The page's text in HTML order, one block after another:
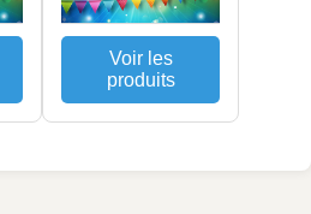
Voir les
produits